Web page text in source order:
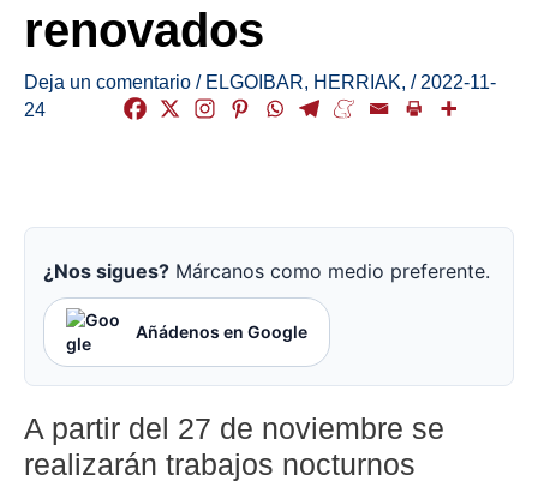
renovados
Deja un comentario / ELGOIBAR, HERRIAK, / 2022-11-
24
¿Nos sigues? Márcanos como medio preferente.
Añádenos en Google
A partir del 27 de noviembre se
realizarán trabajos nocturnos